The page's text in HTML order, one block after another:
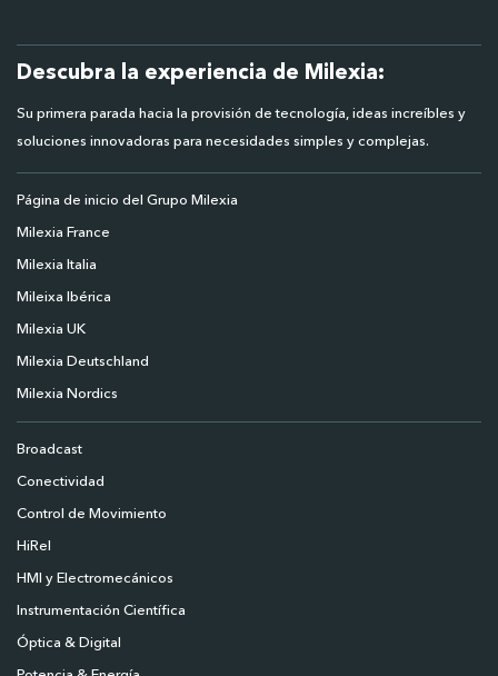
Descubra la experiencia de Milexia:
Su primera parada hacia la provisión de tecnología, ideas increíbles y
soluciones innovadoras para necesidades simples y complejas.
Página de inicio del Grupo Milexia
Milexia France
Milexia Italia
Mileixa Ibérica
Milexia UK
Milexia Deutschland
Milexia Nordics
Broadcast
Conectividad
Control de Movimiento
HiRel
HMI y Electromecánicos
Instrumentación Científica
Óptica & Digital